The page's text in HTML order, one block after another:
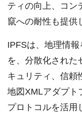
ティの向上、コン
竄への耐性も提供
IPFSは、地理情
を、分散化された
キュリティ、信頼
地図XMLアダプト
プロトコルを活用